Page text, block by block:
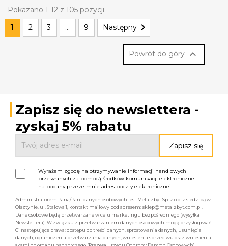
Pokazano 1-12 z 105 pozycji
1 2 3 … 9 Następny 
Powrót do góry 
Zapisz się do newslettera -
zyskaj 5% rabatu
Wyrażam zgodę na otrzymywanie informacji handlowych
przesyłanych za pomocą środków komunikacji elektronicznej
na podany przeze mnie adres poczty elektronicznej.
Administratorem Pana/Pani danych osobowych jest Metalzbyt Sp. z o.o. z siedzibą w
Olsztynie, ul. Stalowa 1, kontakt mailowy pod adresem: sklep@metalzbyt.com.pl.
Dane osobowe będą przetwarzane w celu marketingu bezpośredniego (wysyłka
Newslettera). W związku z przetwarzaniem danych osobowych mogą przysługiwać
Ci następujące prawa: dostępu do treści danych, sprostowania danych, usunięcia
danych, ograniczenia przetwarzania danych, wniesienia sprzeciwu oraz wniesienia